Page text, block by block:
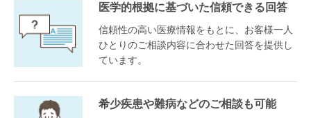
医学的根拠に基づいた信頼できる回答
信頼性の高い医療情報をもとに、お客様一人
ひとりのご相談内容に合わせた回答を提供し
ています。
希少疾患や難病などのご相談も可能